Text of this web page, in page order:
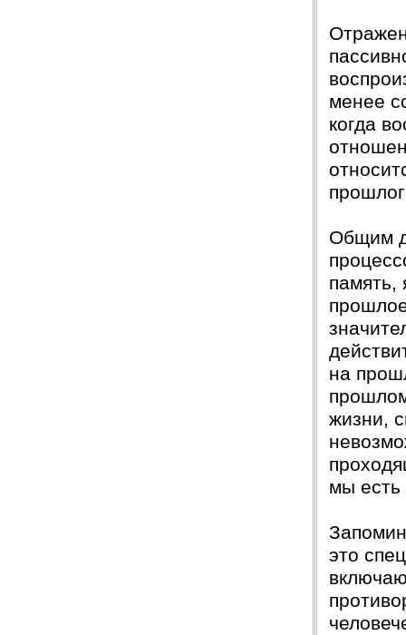
менее
когда
Общим
память,
на
жизни,
мы
это